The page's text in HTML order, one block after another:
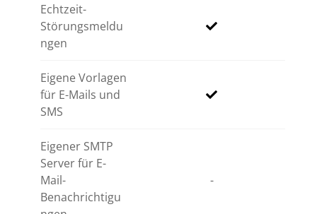
Echtzeit-
Störungsmeldu
ngen
Eigene Vorlagen
für E-Mails und
SMS
Eigener SMTP
Server für E-
Mail-
Benachrichtigu
-